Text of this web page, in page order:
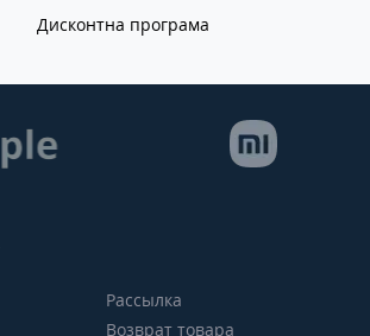
Дисконтна програма
Рассылка
Возврат товара